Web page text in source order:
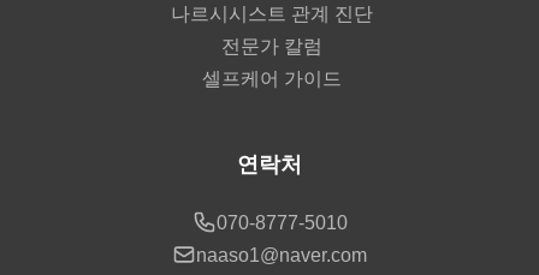
나르시시스트 관계 진단
전문가 칼럼
셀프케어 가이드
연락처
070-8777-5010
naaso1@naver.com